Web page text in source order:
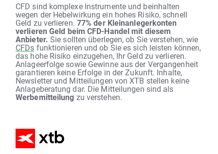
CFD sind komplexe Instrumente und beinhalten
wegen der Hebelwirkung ein hohes Risiko, schnell
Geld zu verlieren. 77% der Kleinanlegerkonten
verlieren Geld beim CFD-Handel mit diesem
Anbieter. Sie sollten überlegen, ob Sie verstehen, wie
CFDs funktionieren und ob Sie es sich leisten können,
das hohe Risiko einzugehen, Ihr Geld zu verlieren.
Anlageerfolge sowie Gewinne aus der Vergangenheit
garantieren keine Erfolge in der Zukunft. Inhalte,
Newsletter und Mitteilungen von XTB stellen keine
Anlageberatung dar. Die Mitteilungen sind als
Werbemitteilung zu verstehen.